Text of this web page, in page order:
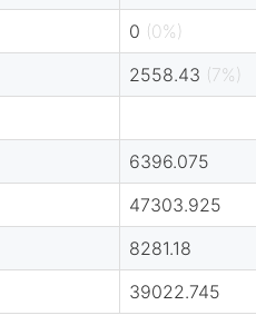
0 (0%)
2558.43 (7%)
6396.075
47303.925
8281.18
39022.745